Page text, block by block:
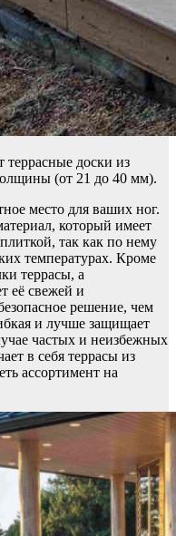
доски из
(от 21 до 40 мм).
место для ваших ног.
который имеет
так как по нему
температурах. Кроме
террасы, а
её свежей и
решение, чем
и лучше защищает
частых и неизбежных
в себя террасы из
ассортимент на